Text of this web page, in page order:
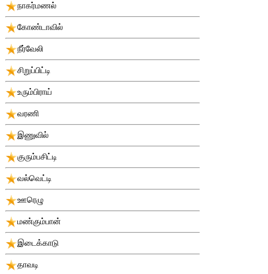
நாகர்மணல்
கோண்டாவில்
நீர்வேலி
சிறுப்பிட்டி
உரும்பிராய்
வரணி
இணுவில்
குரும்பசிட்டி
வல்வெட்டி
ஊரெழு
மண்கும்பான்
இடைக்காடு
தாவடி